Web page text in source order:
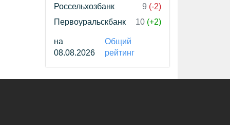
Россельхозбанк
9 (-2)
Первоуральскбанк
10 (+2)
на
08.08.2026
Общий
рейтинг